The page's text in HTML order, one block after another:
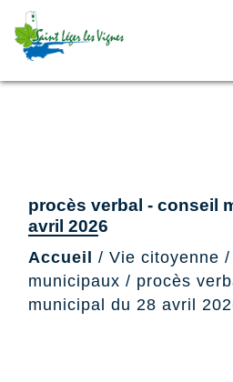
procès verbal - conseil
avril 2026
Accueil / Vie citoyenne /
municipaux / procès
municipal du 28 avril